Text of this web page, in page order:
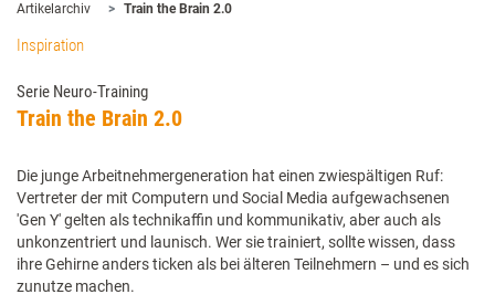
Artikelarchiv Train the Brain 2.0
Inspiration
Serie Neuro-Training
Train the Brain 2.0
Die junge Arbeitnehmergeneration hat einen zwiespältigen Ruf:
Vertreter der mit Computern und Social Media aufgewachsenen
'Gen Y' gelten als technik­affin und kommunikativ, aber auch als
unkonzentriert und launisch. Wer sie trainiert, sollte wissen, dass
ihre Gehirne anders ticken als bei älteren Teilnehmern – und es sich
zunutze machen.